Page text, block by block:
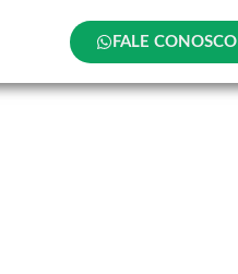
FALE CONOSCO